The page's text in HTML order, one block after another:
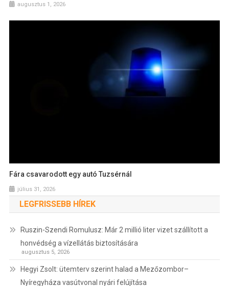
augusztus 1, 2026
Fára csavarodott egy autó Tuzsérnál
július 31, 2026
LEGFRISSEBB HÍREK
Ruszin-Szendi Romulusz: Már 2 millió liter vizet szállított a
honvédség a vízellátás biztosítására
augusztus 5, 2026
Hegyi Zsolt: ütemterv szerint halad a Mezőzombor–
Nyíregyháza vasútvonal nyári felújítása